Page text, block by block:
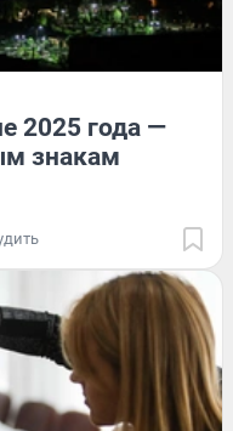
2025 года —
знакам